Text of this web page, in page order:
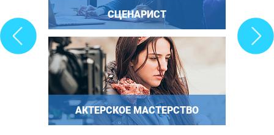
СЦЕНАРИСТ
АКТЕРСКОЕ МАСТЕРСТВО